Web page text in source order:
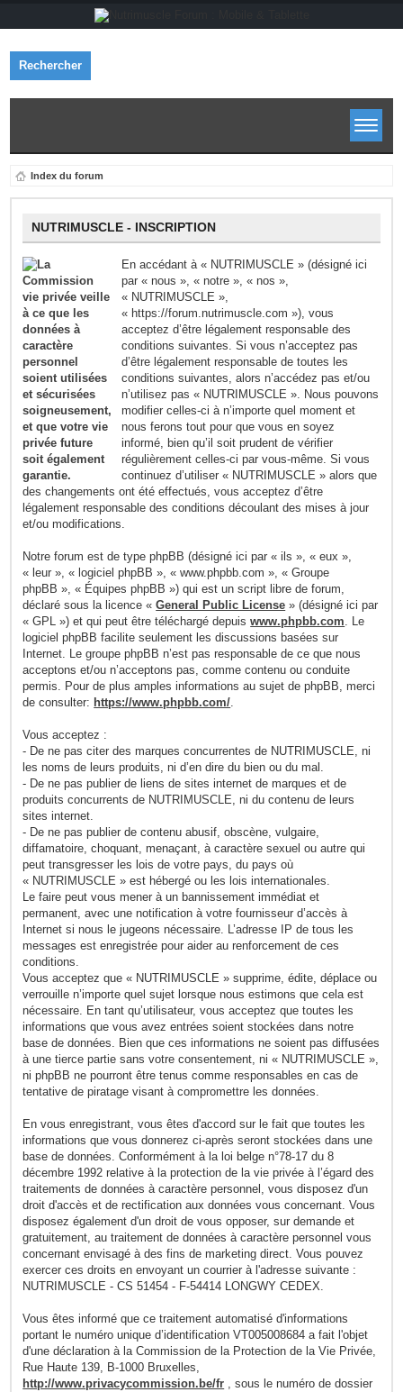
Rechercher
Index du forum
NUTRIMUSCLE - INSCRIPTION
En accédant à « NUTRIMUSCLE » (désigné ici
par « nous », « notre », « nos »,
« NUTRIMUSCLE »,
« https://forum.nutrimuscle.com »), vous
acceptez d’être légalement responsable des
conditions suivantes. Si vous n’acceptez pas
d’être légalement responsable de toutes les
conditions suivantes, alors n’accédez pas et/ou
n’utilisez pas « NUTRIMUSCLE ». Nous pouvons
modifier celles-ci à n’importe quel moment et
nous ferons tout pour que vous en soyez
informé, bien qu’il soit prudent de vérifier
régulièrement celles-ci par vous-même. Si vous
continuez d’utiliser « NUTRIMUSCLE » alors que
des changements ont été effectués, vous acceptez d’être
légalement responsable des conditions découlant des mises à jour
et/ou modifications.
Notre forum est de type phpBB (désigné ici par « ils », « eux »,
« leur », « logiciel phpBB », « www.phpbb.com », « Groupe
phpBB », « Équipes phpBB ») qui est un script libre de forum,
déclaré sous la licence «General Public License » (désigné ici par
« GPL ») et qui peut être téléchargé depuiswww.phpbb.com. Le
logiciel phpBB facilite seulement les discussions basées sur
Internet. Le groupe phpBB n’est pas responsable de ce que nous
acceptons et/ou n’acceptons pas, comme contenu ou conduite
permis. Pour de plus amples informations au sujet de phpBB, merci
de consulter: https://www.phpbb.com/.
Vous acceptez :
- De ne pas citer des marques concurrentes de NUTRIMUSCLE, ni
les noms de leurs produits, ni d’en dire du bien ou du mal.
- De ne pas publier de liens de sites internet de marques et de
produits concurrents de NUTRIMUSCLE, ni du contenu de leurs
sites internet.
- De ne pas publier de contenu abusif, obscène, vulgaire,
diffamatoire, choquant, menaçant, à caractère sexuel ou autre qui
peut transgresser les lois de votre pays, du pays où
« NUTRIMUSCLE » est hébergé ou les lois internationales.
Le faire peut vous mener à un bannissement immédiat et
permanent, avec une notification à votre fournisseur d’accès à
Internet si nous le jugeons nécessaire. L’adresse IP de tous les
messages est enregistrée pour aider au renforcement de ces
conditions.
Vous acceptez que « NUTRIMUSCLE » supprime, édite, déplace ou
verrouille n’importe quel sujet lorsque nous estimons que cela est
nécessaire. En tant qu’utilisateur, vous acceptez que toutes les
informations que vous avez entrées soient stockées dans notre
base de données. Bien que ces informations ne soient pas diffusées
à une tierce partie sans votre consentement, ni « NUTRIMUSCLE »,
ni phpBB ne pourront être tenus comme responsables en cas de
tentative de piratage visant à compromettre les données.
En vous enregistrant, vous êtes d'accord sur le fait que toutes les
informations que vous donnerez ci-après seront stockées dans une
base de données. Conformément à la loi belge n°78-17 du 8
décembre 1992 relative à la protection de la vie privée à l’égard des
traitements de données à caractère personnel, vous disposez d'un
droit d'accès et de rectification aux données vous concernant. Vous
disposez également d'un droit de vous opposer, sur demande et
gratuitement, au traitement de données à caractère personnel vous
concernant envisagé à des fins de marketing direct. Vous pouvez
exercer ces droits en envoyant un courrier à l'adresse suivante :
NUTRIMUSCLE - CS 51454 - F-54414 LONGWY CEDEX.
Vous êtes informé que ce traitement automatisé d'informations
portant le numéro unique d’identification VT005008684 a fait l'objet
d'une déclaration à la Commission de la Protection de la Vie Privée,
Rue Haute 139, B-1000 Bruxelles,
http://www.privacycommission.be/fr , sous le numéro de dossier